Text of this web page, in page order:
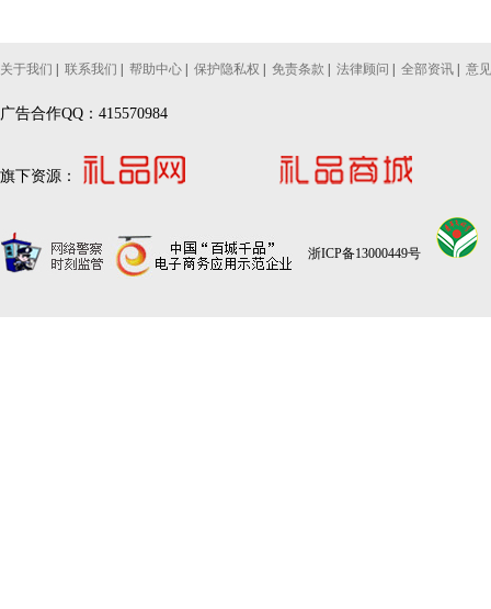
关于我们 联系我们 帮助中心 保护隐私权 免责条款 法律顾问 全部资讯 意
广告合作QQ：415570984
旗下资源：
浙ICP备13000449号